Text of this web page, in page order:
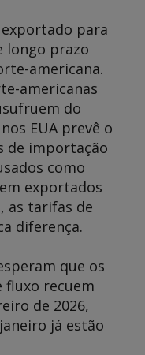
para
longo prazo
americana.
americanas
do
EUA prevê o
de importação
como
exportados
as tarifas de
diferença.
que os
fluxo recuem
de 2026,
já estão